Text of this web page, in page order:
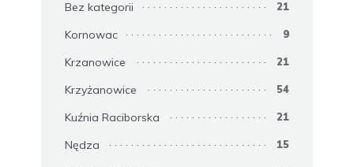
Bez kategorii 21
Kornowac 9
Krzanowice 21
Krzyżanowice 54
Kuźnia Raciborska 21
Nędza 15